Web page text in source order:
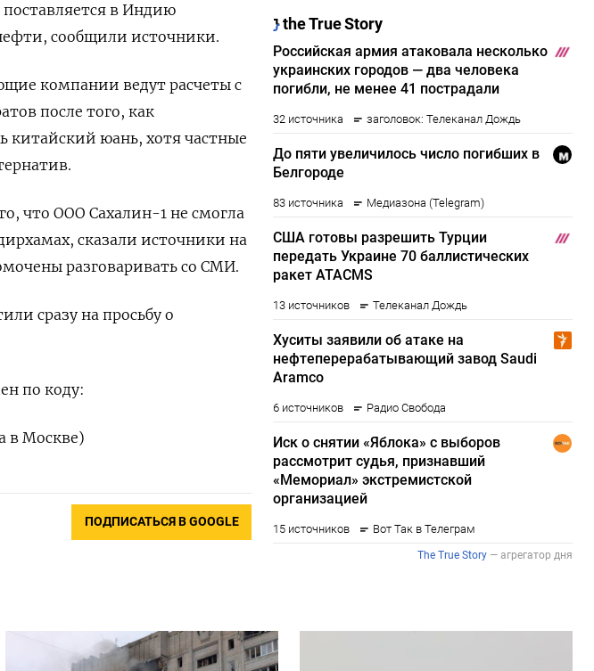
в Индию
сообщили источники.
компании ведут расчеты с
после того, как
китайский юань, хотя частные
что ООО Сахалин-1 не смогла
сказали источники на
разговаривать со СМИ.
сразу на просьбу о
по коду:
в Москве)
ПОДПИСАТЬСЯ В GOOGLE